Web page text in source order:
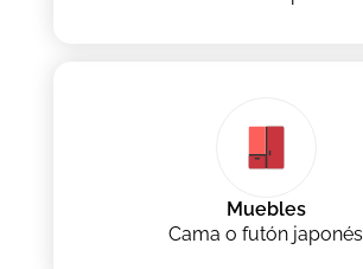
Muebles
Cama o futón japonés